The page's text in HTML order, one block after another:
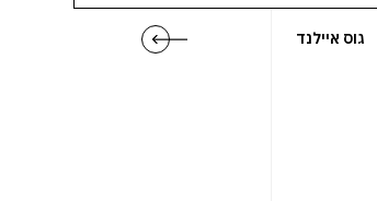
גוס איילנד